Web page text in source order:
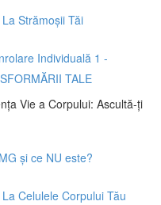
Strămoșii Tăi
Individuală 1 -
TALE
Vie a Corpului: Ascultă-ți
și ce NU este?
Celulele Corpului Tău